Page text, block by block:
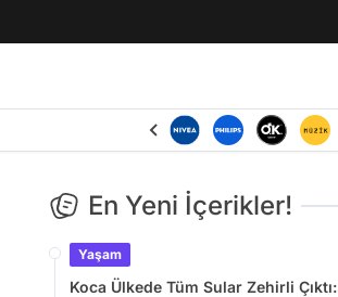
En Yeni İçerikler!
Yaşam
Koca Ülkede Tüm Sular Zehirli Çıktı: